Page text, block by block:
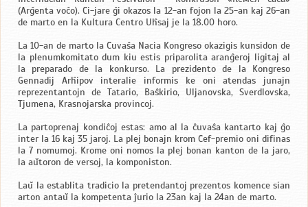
(Arĝenta voĉo). Ĉi-jare ĝi okazos la 12-an fojon la 25-an kaj 26-an
de marto en la Kultura Centro Uĥsaj je la 18.00 horo.
La 10-an de marto la Ĉuvaŝa Nacia Kongreso okazigis kunsidon de
la plenumkomitato dum kiu estis priparolita aranĝeroj ligitaj al
la preparado de la konkurso. La prezidento de la Kongreso
Gennadij Arĥipov interalie informis ke oni atendas junajn
reprezentantojn de Tatario, Baŝkirio, Uljanovska, Sverdlovska,
Tjumena, Krasnojarska provincoj.
La partoprenaj kondiĉoj estas: amo al la ĉuvaŝa kantarto kaj ĝo
inter la 16 kaj 35 jaroj. La plej bonajn krom Ĉef-premio oni difinas
la 7 nomumoj. Krome oni nomos la plej bonan kanton de la jaro,
la aŭtoron de versoj, la komponiston.
Laŭ la establita tradicio la pretendantoj prezentos komence sian
arton antaŭ la kompetenta ĵurio la 23an kaj la 24an de marto.